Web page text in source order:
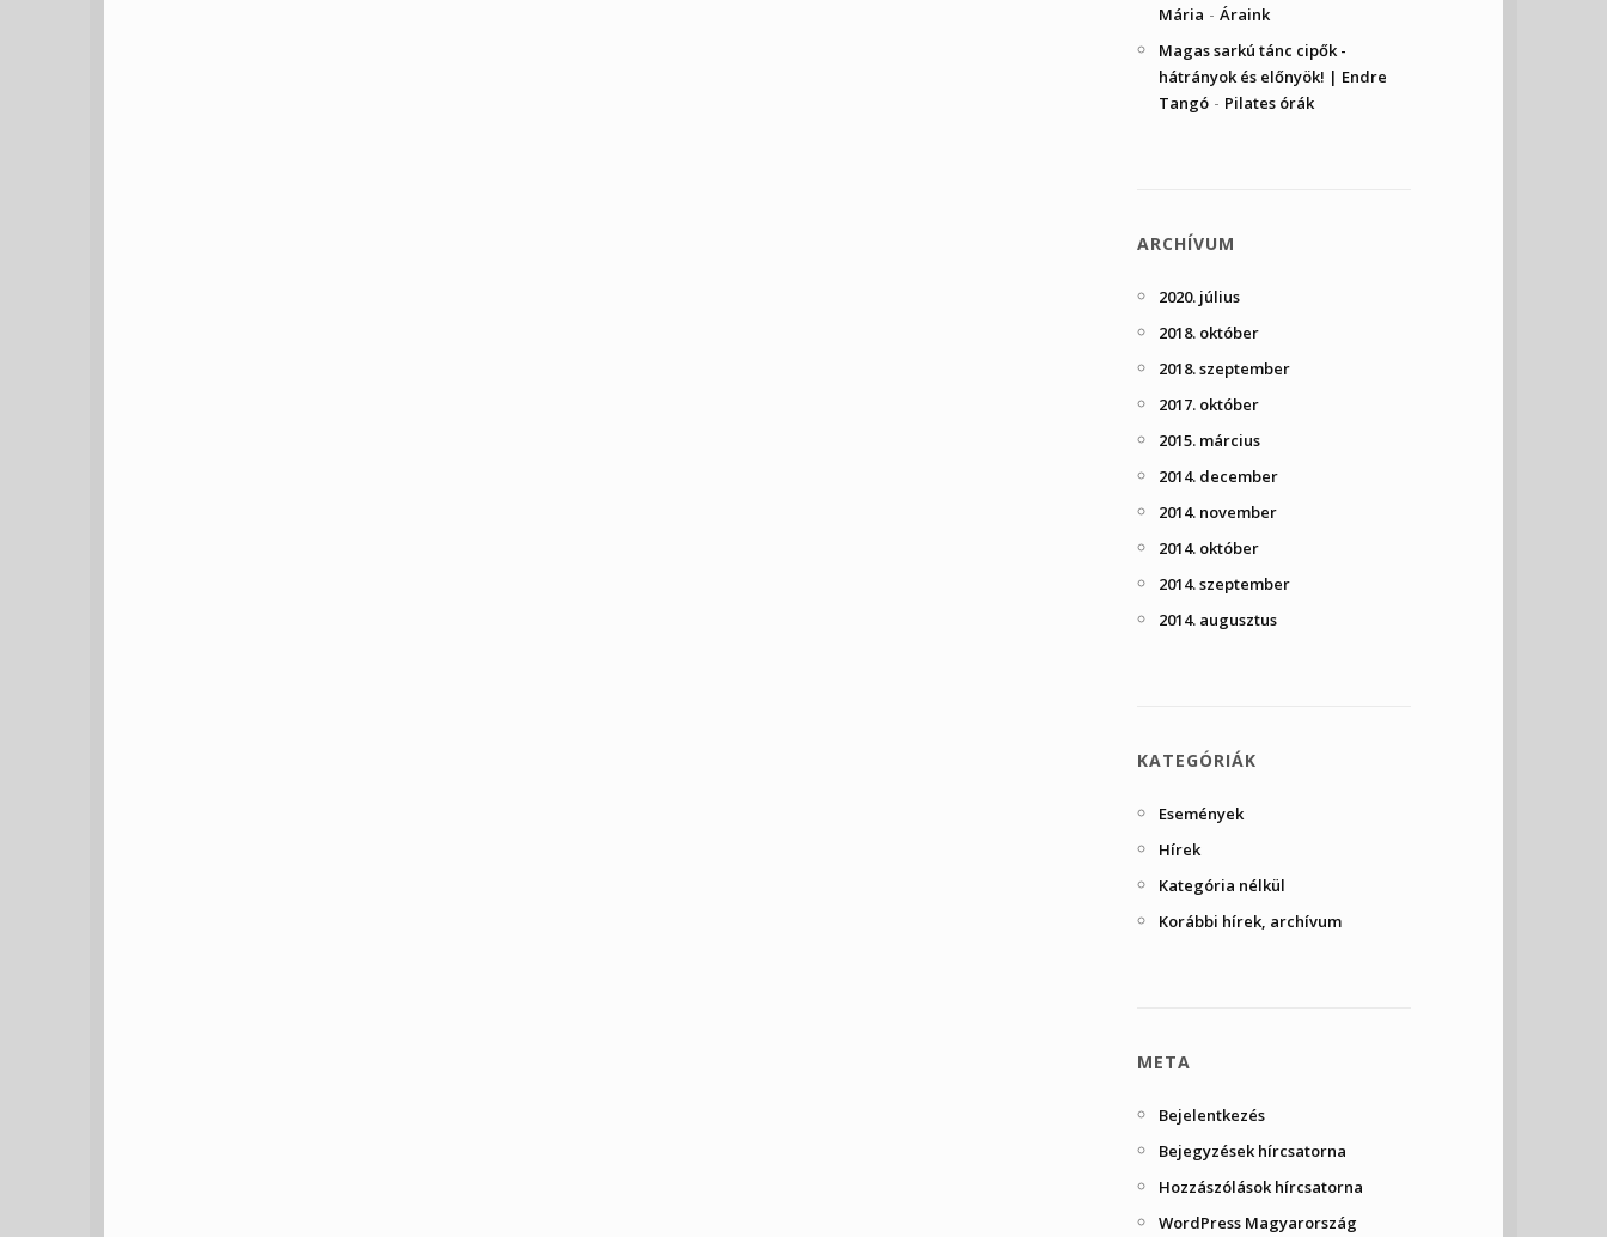
Mária -Áraink
Magas sarkú tánc cipők -
hátrányok és előnyök! | Endre
Tangó - Pilates órák
ARCHÍVUM
2020. július
2018. október
2018. szeptember
2017. október
2015. március
2014. december
2014. november
2014. október
2014. szeptember
2014. augusztus
KATEGÓRIÁK
Események
Hírek
Kategória nélkül
Korábbi hírek, archívum
META
Bejelentkezés
Bejegyzések hírcsatorna
Hozzászólások hírcsatorna
WordPress Magyarország